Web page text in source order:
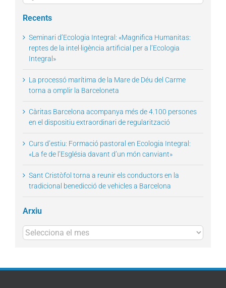
for:
Recents
Seminari d’Ecologia Integral: «Magnifica Humanitas:
reptes de la intel·ligència artificial per a l’Ecologia
Integral»
La processó marítima de la Mare de Déu del Carme
torna a omplir la Barceloneta
Càritas Barcelona acompanya més de 4.100 persones
en el dispositiu extraordinari de regularització
Curs d’estiu: Formació pastoral en Ecologia Integral:
«La fe de l’Església davant d’un món canviant»
Sant Cristòfol torna a reunir els conductors en la
tradicional benedicció de vehicles a Barcelona
Arxiu
Arxius